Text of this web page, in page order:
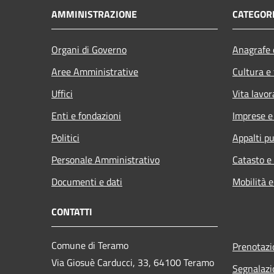
AMMINISTRAZIONE
Organi di Governo
Aree Amministrative
Uffici
Enti e fondazioni
Politici
Personale Amministrativo
Documenti e dati
Cultura
Vita
Imprese
Appalti
Catasto
Mobilità
CONTATTI
Comune di Teramo
Via Giosuè Carducci, 33, 64100 Teramo